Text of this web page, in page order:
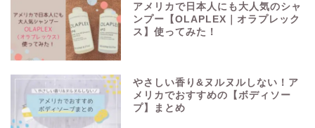
アメリカで日本人にも大人気のシャ
ンプー【OLAPLEX｜オラプレック
ス】使ってみた！
やさしい香り&ヌルヌルしない！ア
メリカでおすすめの【ボディソー
プ】まとめ